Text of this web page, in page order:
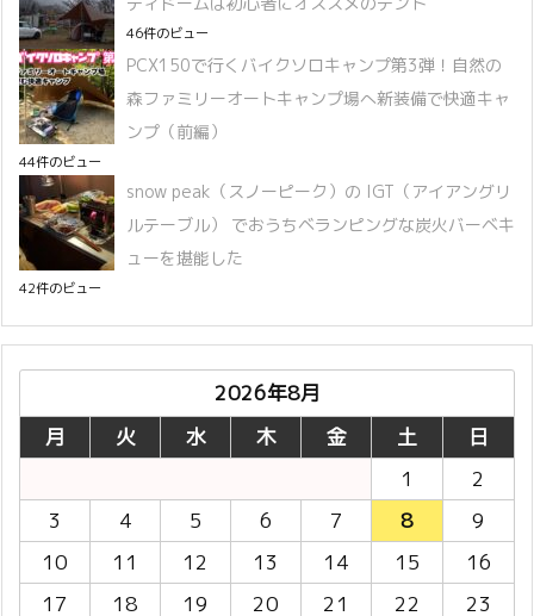
46件のビュー
PCX150で行くバイクソロキャンプ第3弾！自然の
森ファミリーオートキャンプ場へ新装備で快適キャ
ンプ（前編）
44件のビュー
snow peak（スノーピーク）の IGT（アイアングリ
ルテーブル） でおうちベランピングな炭火バーベキ
ューを堪能した
42件のビュー
2026年8月
月
火 水 木 金 土
日
1
2
3
4 5 6 7 8
9
10
11 12 13 14 15
16
17
18 19 20 21 22
23